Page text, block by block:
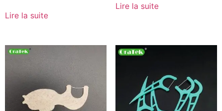
Lire la suite
Lire la suite